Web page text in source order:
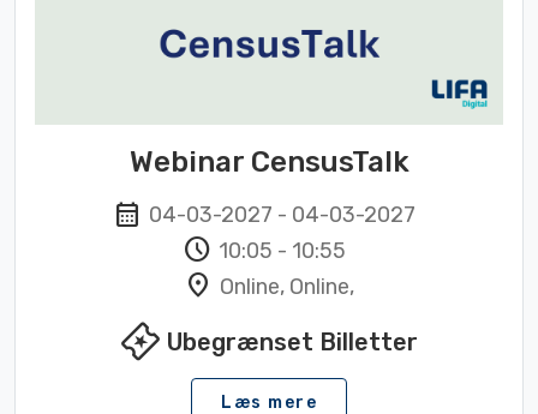
Webinar CensusTalk
calendar_month 04-03-2027 - 04-03-2027
schedule 10:05 - 10:55
location_on Online, Online,
local_activityUbegrænset Billetter
Læs mere